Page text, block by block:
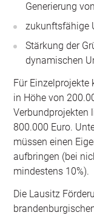
Generierung
zukunftsfähige
Stärkung der
dynamischen
Für Einzelprojekte
in Höhe von
Verbundprojekten
800.000 Euro.
müssen einen
aufbringen (bei
mindestens 10%).
Die Lausitz